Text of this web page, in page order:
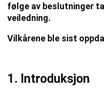
følge av beslutninger
veiledning.
Vilkårene ble sist
1. Introduksjon